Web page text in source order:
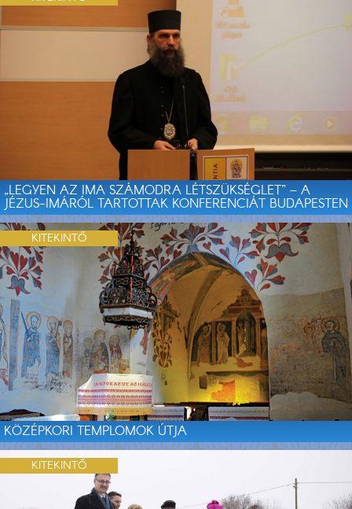
„LEGYEN AZ IMA SZÁMODRA LÉTSZÜKSÉGLET” – A
JÉZUS-IMÁRÓL TARTOTTAK KONFERENCIÁT BUDAPESTEN
KÖZÉPKORI TEMPLOMOK ÚTJA
KITEKINTŐ
KITEKINTŐ